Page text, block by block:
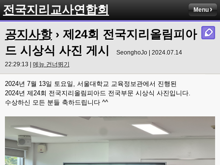
전국지리교사연합회 Menu
공지사항› 제24회 전국지리올림피아
드 시상식 사진 게시
SeonghoJo | 2024.07.14
22:29:13 | 메뉴 건너뛰기
2024년 7월 13일 토요일, 서울대학교 교육정보관에서 진행된
2024년 제24회 전국지리올림피아드 전국부문 시상식 사진입니다.
수상하신 모든 분들 축하드립니다 ^^